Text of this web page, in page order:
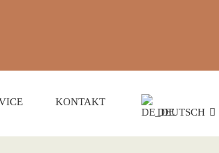
KONTAKT
DEUTSCH